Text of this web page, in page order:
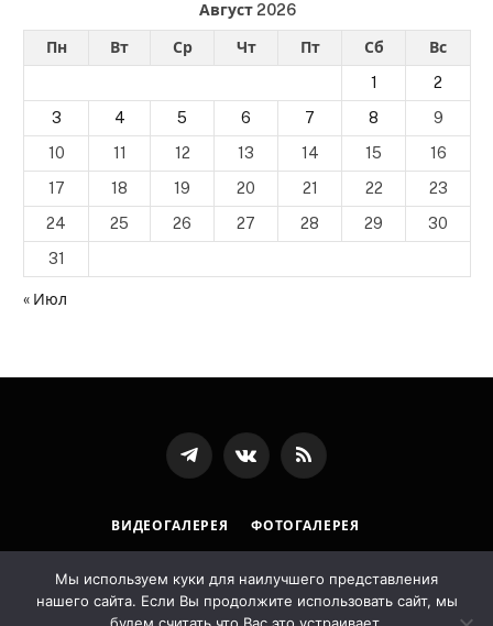
Август 2026
Пн Вт Ср Чт Пт Сб
Вс
1
2
3
4 5 6 7 8
9
10
11 12 13 14 15
16
17
18 19 20 21 22
23
24
25 26 27 28 29
30
31
« Июл
ТелеграммВКонтактеRSS-
ВИДЕОГАЛЕРЕЯ ФОТОГАЛЕРЕЯ
© 2026 Государственная архивная служба Республики
Мы используем куки для наилучшего представления
нашего сайта. Если Вы продолжите использовать сайт, мы